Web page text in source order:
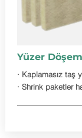
Yüzer
· Kaplamasız taş
· Shrink paketler